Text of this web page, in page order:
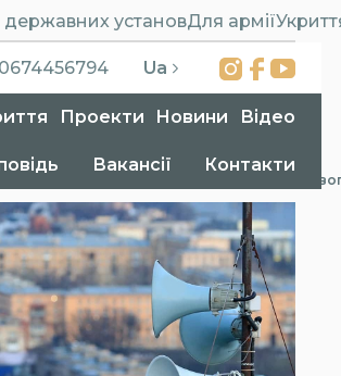
державних установДля армії
Ua
Проекти Новини Відео
Вакансії Контакти
>
в укритті під час повітряної